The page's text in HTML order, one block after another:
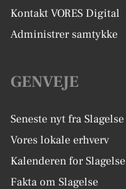
Kontakt VORES Digital
Administrer samtykke
GENVEJE
Seneste nyt fra Slagelse
Vores lokale erhverv
Kalenderen for Slagelse
Fakta om Slagelse